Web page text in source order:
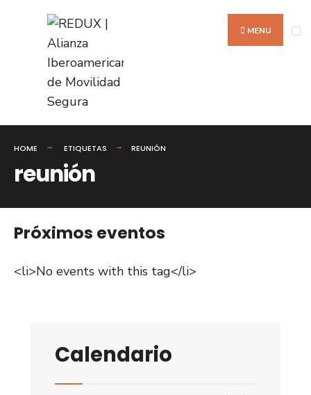
content
MENU
HOME ETIQUETAS REUNIÓN
reunión
Próximos eventos
<li>No events with this tag</li>
Calendario
for: